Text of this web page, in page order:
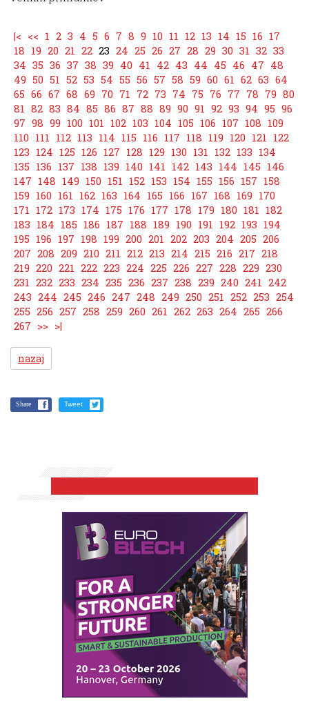
|< << 1 2 3 4 5 6 7 8 9 10 11 12 13 14 15 16 17
18 19 20 21 22 23 24 25 26 27 28 29 30 31 32 33
34 35 36 37 38 39 40 41 42 43 44 45 46 47 48
49 50 51 52 53 54 55 56 57 58 59 60 61 62 63 64
65 66 67 68 69 70 71 72 73 74 75 76 77 78 79 80
81 82 83 84 85 86 87 88 89 90 91 92 93 94 95 96
97 98 99 100 101 102 103 104 105 106 107 108 109
110 111 112 113 114 115 116 117 118 119 120 121 122
123 124 125 126 127 128 129 130 131 132 133 134
135 136 137 138 139 140 141 142 143 144 145 146
147 148 149 150 151 152 153 154 155 156 157 158
159 160 161 162 163 164 165 166 167 168 169 170
171 172 173 174 175 176 177 178 179 180 181 182
183 184 185 186 187 188 189 190 191 192 193 194
195 196 197 198 199 200 201 202 203 204 205 206
207 208 209 210 211 212 213 214 215 216 217 218
219 220 221 222 223 224 225 226 227 228 229 230
231 232 233 234 235 236 237 238 239 240 241 242
243 244 245 246 247 248 249 250 251 252 253 254
255 256 257 258 259 260 261 262 263 264 265 266
267 >> >|
nazaj
Share Tweet